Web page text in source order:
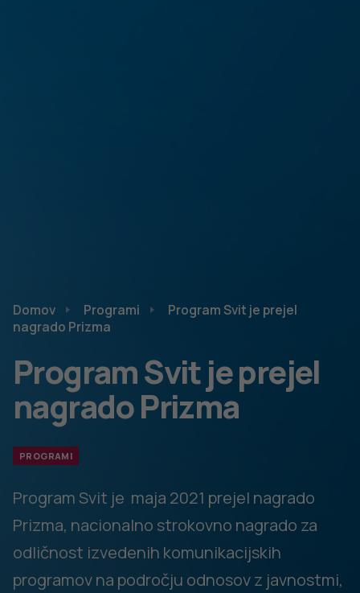
Domov Programi
Program Svit je prejel
nagrado Prizma
Program Svit je prejel
nagrado Prizma
PROGRAMI
Program Svit je maja 2021 prejel nagrado
Prizma, nacionalno strokovno nagrado za
odličnost izvedenih komunikacijskih
programov na področju odnosov z javnostmi,